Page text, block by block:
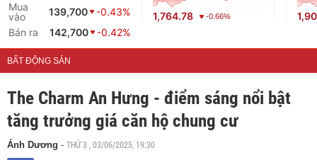
Mua
vào
139,700
-0.43%
Bán ra
142,700 -0.42%
1,764.78 -0.66%
BẤT ĐỘNG SẢN
The Charm An Hưng - điểm sáng nổi bật
tăng trưởng giá căn hộ chung cư
Ánh Dương - THỨ 3 , 03/06/2025, 19:30